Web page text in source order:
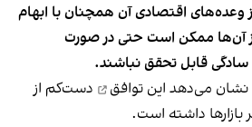
وعده‌های اقتصادی آن همچنان با ابهام
آن‌ها ممکن است حتی در صورت
سادگی قابل تحقق نباشند.
نشان می‌دهد این توافق
دست‌کم از
بازارها داشته است.